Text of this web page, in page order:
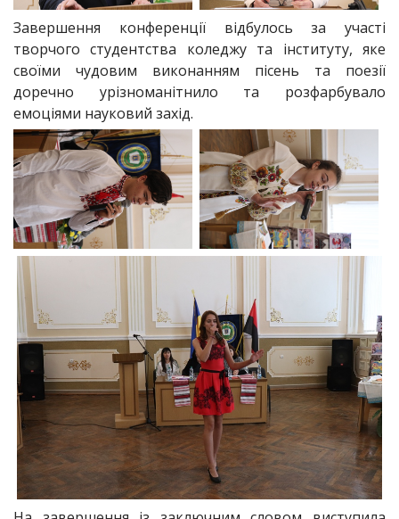
Завершення конференції відбулось за участі
творчого студентства коледжу та інституту, яке
своїми чудовим виконанням пісень та поезії
доречно урізноманітнило та розфарбувало
емоціями науковий захід.